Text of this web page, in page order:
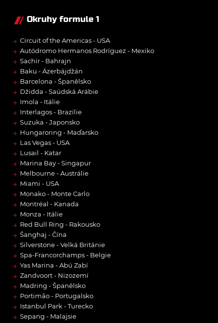
Okruhy formule 1
→ Circuit of the Americas - USA
→ Autódromo Hermanos Rodríguez - Mexiko
→ Sachír - Bahrajn
→ Baku - Ázerbájdžán
→ Barcelona - Španělsko
→ Džidda - Saúdská Arábie
→ Imola - Itálie
→ Interlagos - Brazílie
→ Suzuka - Japonsko
→ Hungaroring - Maďarsko
→ Las Vegas - USA
→ Lusail - Katar
→ Marina Bay - Singapur
→ Melbourne - Austrálie
→ Miami - USA
→ Monako - Monte Carlo
→ Montréal - Kanada
→ Monza - Itálie
→ Red Bull Ring - Rakousko
→ Šanghaj - Čína
→ Silverstone - Velká Británie
→ Spa-Francorchamps - Belgie
→ Yas Marina - Abú Zabí
→ Zandvoort - Nizozemí
→ Madring - Španělsko
→ Portimão - Portugalsko
→ Istanbul Park - Turecko
→ Sepang - Malajsie